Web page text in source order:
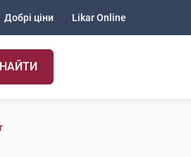
Добрі ціни Likar Online